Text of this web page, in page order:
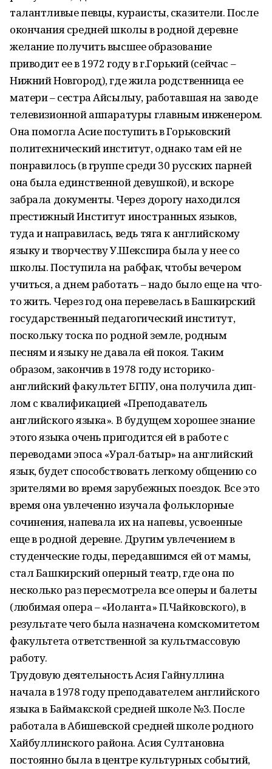
талантливые певцы, кураисты, сказители. После
окончания средней школы в родной деревне
желание получить высшее образование
приводит ее в 1972 году в г.Горький (сейчас –
Нижний Новгород), где жила родственница ее
матери – сестра Айсылыу, работавшая на заводе
телевизионной аппаратуры главным инженером.
Она помогла Асие поступить в Горьковский
политехнический институт, однако там ей не
понравилось (в группе среди 30 русских парней
она была единственной девушкой), и вскоре
забрала документы. Через дорогу находился
престижный Институт иностранных языков,
туда и направилась, ведь тяга к английскому
языку и творчеству У.Шекспира была у нее со
школы. Поступила на рабфак, чтобы вечером
учиться, а днем работать – надо было еще на что-
то жить. Через год она перевелась в Башкирский
государственный педагогический институт,
поскольку тоска по родной земле, родным
песням и языку не давала ей покоя. Таким
образом, закончив в 1978 году историко-
английский факультет БГПУ, она получила дип­
лом с квалификацией «Преподаватель
английского языка». В будущем хорошее знание
этого языка очень пригодится ей в работе с
переводами эпоса «Урал-батыр» на английский
язык, будет способствовать легкому общению со
зрителями во время зарубежных поездок. Все это
время она увлеченно изучала фольклорные
сочинения, напевала их на напевы, усвоенные
еще в родной деревне. Другим увлечением в
студенческие годы, передавшимся ей от мамы,
стал Башкирский оперный театр, где она по
несколько раз пересмотрела все оперы и балеты
(любимая опера – «Иоланта» П.Чайковского), в
результате чего была назначена комскомитетом
факультета ответственной за культ­массовую
работу.
Трудовую деятельность Асия Гайнуллина
начала в 1978 году преподавателем английского
языка в Баймакской средней школе №3. После
работала в Абишевской средней школе родного
Хайбуллинского района. Асия Султановна
постоянно была в центре культурных событий,